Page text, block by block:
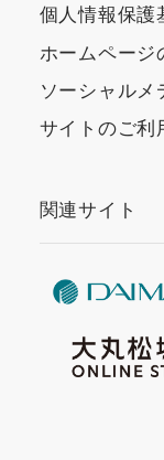
個人情報保護
ホームページ
ソーシャルメ
サイトのご利
関連サイト